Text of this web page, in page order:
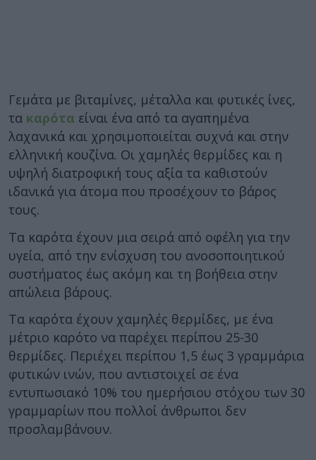
Γεμάτα με βιταμίνες, μέταλλα και φυτικές ίνες,
τα καρότα είναι ένα από τα αγαπημένα
λαχανικά και χρησιμοποιείται συχνά και στην
ελληνική κουζίνα. Οι χαμηλές θερμίδες και η
υψηλή διατροφική τους αξία τα καθιστούν
ιδανικά για άτομα που προσέχουν το βάρος
τους.
Τα καρότα έχουν μια σειρά από οφέλη για την
υγεία, από την ενίσχυση του ανοσοποιητικού
συστήματος έως ακόμη και τη βοήθεια στην
απώλεια βάρους.
Τα καρότα έχουν χαμηλές θερμίδες, με ένα
μέτριο καρότο να παρέχει περίπου 25-30
θερμίδες. Περιέχει περίπου 1,5 έως 3 γραμμάρια
φυτικών ινών, που αντιστοιχεί σε ένα
εντυπωσιακό 10% του ημερήσιου στόχου των 30
γραμμαρίων που πολλοί άνθρωποι δεν
προσλαμβάνουν.